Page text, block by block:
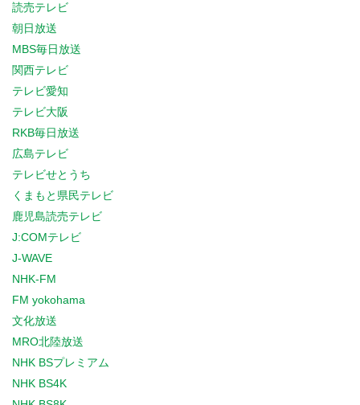
読売テレビ
朝日放送
MBS毎日放送
関西テレビ
テレビ愛知
テレビ大阪
RKB毎日放送
広島テレビ
テレビせとうち
くまもと県民テレビ
鹿児島読売テレビ
J:COMテレビ
J-WAVE
NHK-FM
FM yokohama
文化放送
MRO北陸放送
NHK BSプレミアム
NHK BS4K